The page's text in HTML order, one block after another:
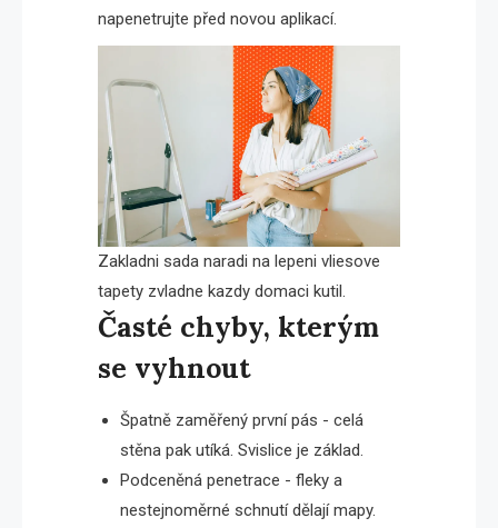
napenetrujte před novou aplikací.
Zakladni sada naradi na lepeni vliesove
tapety zvladne kazdy domaci kutil.
Časté chyby, kterým
se vyhnout
Špatně zaměřený první pás - celá
stěna pak utíká. Svislice je základ.
Podceněná penetrace - fleky a
nestejnoměrné schnutí dělají mapy.